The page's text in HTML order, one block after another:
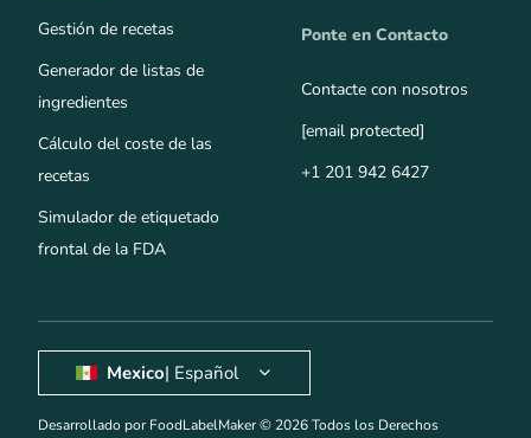
Gestión de recetas
Generador de listas de
ingredientes
Cálculo del coste de las
recetas
Simulador de etiquetado
frontal de la FDA
Ponte en Contacto
Contacte con nosotros
[email protected]
+1 201 942 6427
Desarrollado por FoodLabelMaker © 2026 Todos los Derechos
Mexico| Español